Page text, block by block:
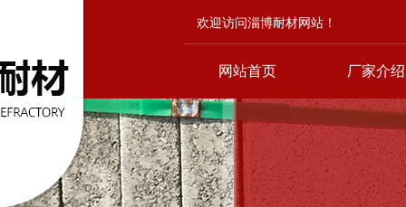
欢迎访问淄博耐材网站！
网站首页 厂家介绍